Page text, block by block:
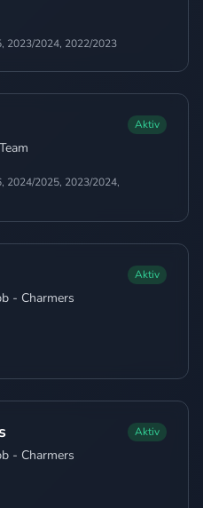
2023/2024, 2022/2023
Aktiv
2024/2025, 2023/2024,
Aktiv
- Charmers
Aktiv
- Charmers